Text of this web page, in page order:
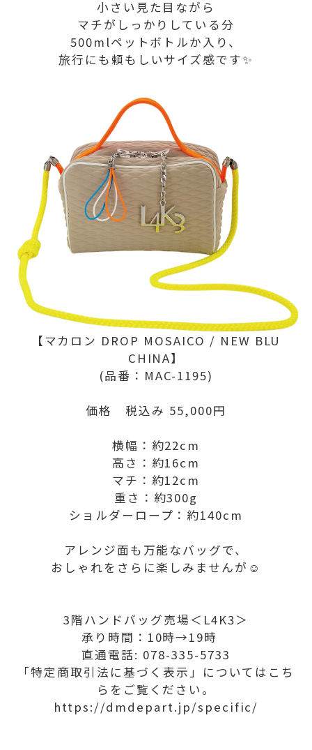
小さい見た目ながら
マチがしっかりしている分
500mlペットボトルか入り、
旅行にも頼もしいサイズ感です✨
【マカロン DROP MOSAICO / NEW BLU
CHINA】
(品番：MAC-1195)
価格 税込み 55,000円
横幅：約22cm
高さ：約16cm
マチ：約12cm
重さ：約300g
ショルダーロープ：約140cm
アレンジ面も万能なバッグで、
おしゃれをさらに楽しみませんが☺️
3階ハンドバッグ売場＜L4K3＞
承り時間：10時→19時
直通電話: 078-335-5733
「特定商取引法に基づく表示」についてはこち
らをご覧ください。
https://dmdepart.jp/specific/